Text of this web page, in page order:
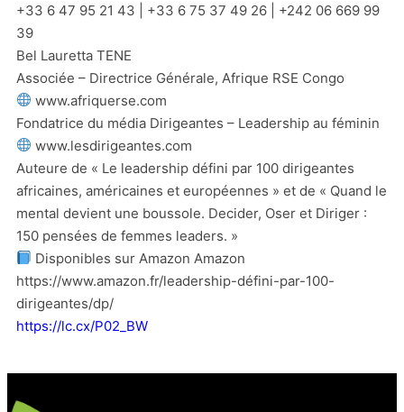
+33 6 47 95 21 43 | +33 6 75 37 49 26 | +242 06 669 99
39
Bel Lauretta TENE
Associée – Directrice Générale, Afrique RSE Congo
www.afriquerse.com
Fondatrice du média Dirigeantes – Leadership au féminin
www.lesdirigeantes.com
Auteure de « Le leadership défini par 100 dirigeantes
africaines, américaines et européennes » et de « Quand le
mental devient une boussole. Decider, Oser et Diriger :
150 pensées de femmes leaders. »
Disponibles sur Amazon Amazon
https://www.amazon.fr/leadership-défini-par-100-
dirigeantes/dp/
https://lc.cx/P02_BW